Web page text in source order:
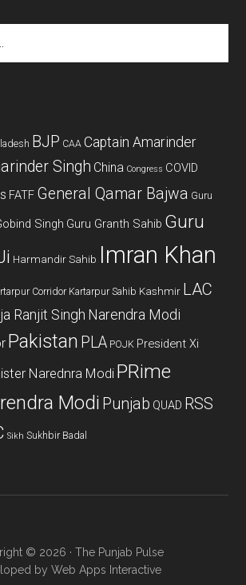
BJP CAA Captain Amarinder
Singh China Congress COVID
FATF General Qamar Bajwa Guru
Singh Guru Granth Sahib Guru
Harmandir Sahib Imran Khan
Corridor Kartarpur Sahib Kashmir LAC
Ranjit Singh Narendra Modi
Pakistan PLA POJK President Xi
Narednra ModiPRime
Modi Punjab QUAD RSS
Sikh Sukhbir Badal
© 2026 · The Punjab Pulse
by Web Apps Interactive